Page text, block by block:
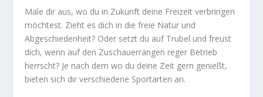
Male dir aus, wo du in Zukunft deine Freizeit verbringen
möchtest. Zieht es dich in die freie Natur und
Abgeschiedenheit? Oder setzt du auf Trubel und freust
dich, wenn auf den Zuschauerrängen reger Betrieb
herrscht? Je nach dem wo du deine Zeit gern genießt,
bieten sich dir verschiedene Sportarten an.